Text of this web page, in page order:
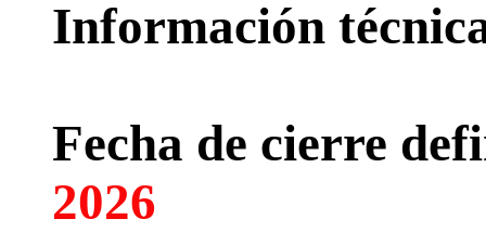
Información
Fecha de cierre
2026